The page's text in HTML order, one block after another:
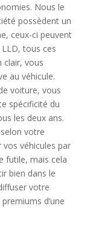
Nous le
possèdent un
ceux-ci peuvent
tous ces
clair, vous
au véhicule.
voiture, vous
spécificité du
les deux ans.
votre
véhicules par
futile, mais cela
bien dans le
votre
d’une